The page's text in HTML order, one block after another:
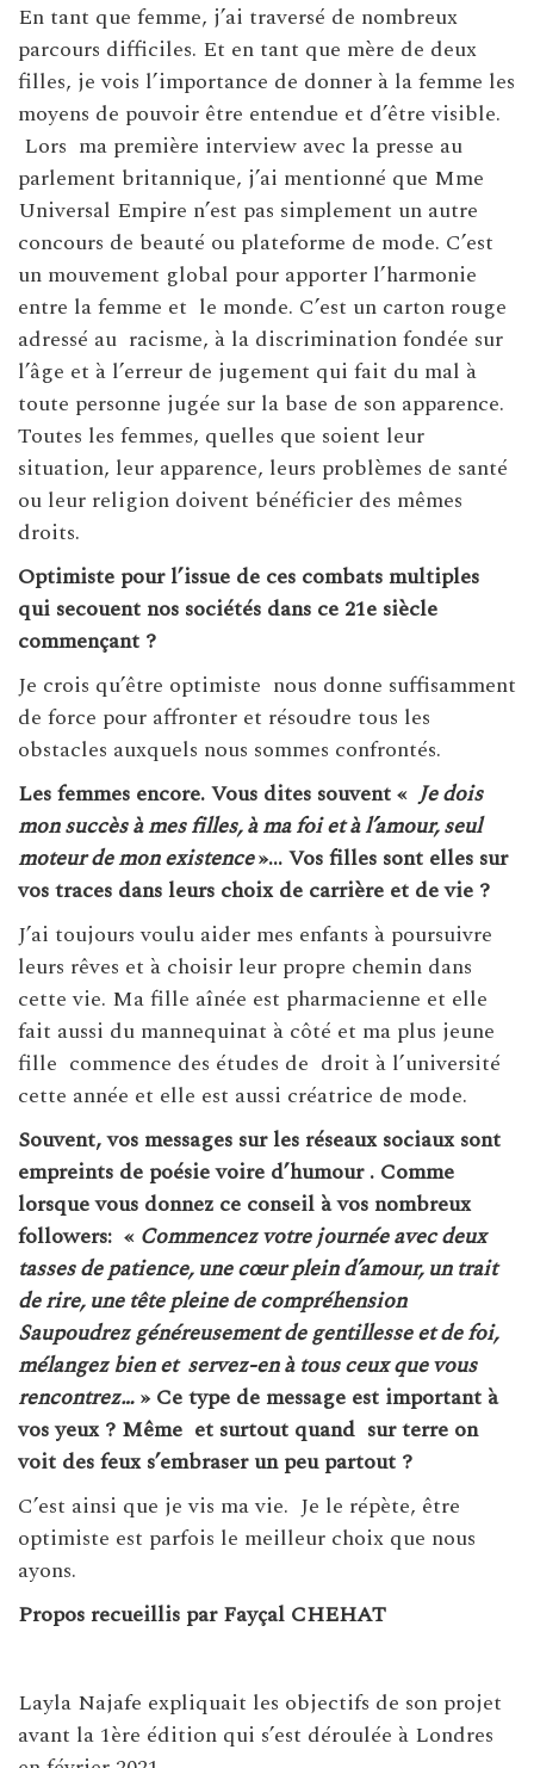
En tant que femme, j’ai traversé de nombreux
parcours difficiles. Et en tant que mère de deux
filles, je vois l’importance de donner à la femme les
moyens de pouvoir être entendue et d’être visible.
Lors ma première interview avec la presse au
parlement britannique, j’ai mentionné que Mme
Universal Empire n’est pas simplement un autre
concours de beauté ou plateforme de mode. C’est
un mouvement global pour apporter l’harmonie
entre la femme et le monde. C’est un carton rouge
adressé au racisme, à la discrimination fondée sur
l’âge et à l’erreur de jugement qui fait du mal à
toute personne jugée sur la base de son apparence.
Toutes les femmes, quelles que soient leur
situation, leur apparence, leurs problèmes de santé
ou leur religion doivent bénéficier des mêmes
droits.
Optimiste pour l’issue de ces combats multiples
qui secouent nos sociétés dans ce 21e siècle
commençant ?
Je crois qu’être optimiste nous donne suffisamment
de force pour affronter et résoudre tous les
obstacles auxquels nous sommes confrontés.
Les femmes encore. Vous dites souvent «Je dois
mon succès à mes filles, à ma foi et à l’amour, seul
moteur de mon existence»… Vos filles sont elles sur
vos traces dans leurs choix de carrière et de vie ?
J’ai toujours voulu aider mes enfants à poursuivre
leurs rêves et à choisir leur propre chemin dans
cette vie. Ma fille aînée est pharmacienne et elle
fait aussi du mannequinat à côté et ma plus jeune
fille commence des études de droit à l’université
cette année et elle est aussi créatrice de mode.
Souvent, vos messages sur les réseaux sociaux sont
empreints de poésie voire d’humour . Comme
lorsque vous donnez ce conseil à vos nombreux
followers: « Commencez votre journée avec deux
tasses de patience, une cœur plein d’amour, un trait
de rire, une tête pleine de compréhension
Saupoudrez généreusement de gentillesse et de foi,
mélangez bien et servez-en à tous ceux que vous
rencontrez…» Ce type de message est important à
vos yeux ? Même et surtout quand sur terre on
voit des feux s’embraser un peu partout ?
C’est ainsi que je vis ma vie. Je le répète, être
optimiste est parfois le meilleur choix que nous
ayons.
Propos recueillis par Fayçal CHEHAT
Layla Najafe expliquait les objectifs de son projet
avant la 1ère édition qui s’est déroulée à Londres